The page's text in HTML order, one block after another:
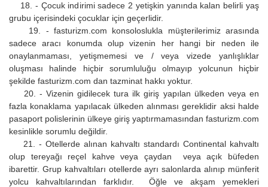
18. - Çocuk indirimi sadece 2 yetişkin yanında kalan belirli yaş
grubu içerisindeki çocuklar için geçerlidir.
19. - fasturizm.com konsoloslukla müşterilerimiz arasında
sadece aracı konumda olup vizenin her hangi bir neden ile
onaylanmaması, yetişmemesi ve / veya vizede yanlışlıklar
oluşması halinde hiçbir sorumluluğu olmayıp yolcunun hiçbir
şekilde fasturizm.com dan tazminat hakkı yoktur.
20. - Vizenin gidilecek tura ilk giriş yapılan ülkeden veya en
fazla konaklama yapılacak ülkeden alınması gereklidir aksi halde
pasaport polislerinin ülkeye giriş yaptırmamasından fasturizm.com
kesinlikle sorumlu değildir.
21. - Otellerde alınan kahvaltı standardı Continental kahvaltı
olup tereyağı reçel kahve veya çaydan veya açık büfeden
ibarettir. Grup kahvaltıları otellerde ayrı salonlarda alınıp münferit
yolcu kahvaltılarından farklıdır. Öğle ve akşam yemekleri